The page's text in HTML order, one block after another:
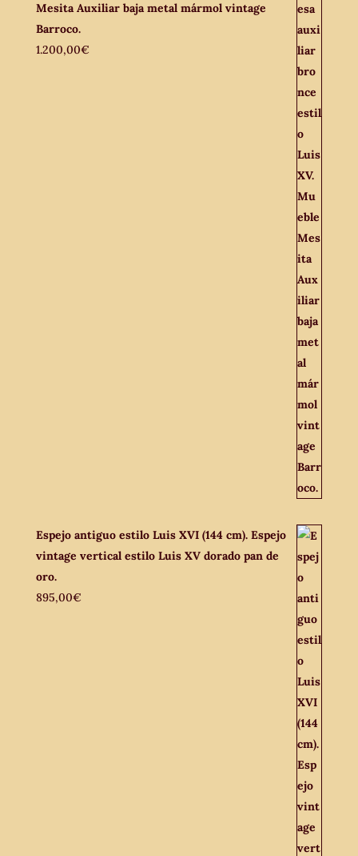
Mesita Auxiliar baja metal mármol vintage
Barroco.
1.200,00€
Espejo antiguo estilo Luis XVI (144 cm). Espejo
vintage vertical estilo Luis XV dorado pan de
oro.
895,00€